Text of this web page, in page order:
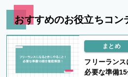
おすすめのお役立ちコン
まとめ
フリーランス
必要な準備